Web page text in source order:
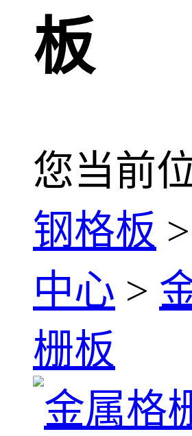
板
您当前
钢格板 >
中心 >
栅板